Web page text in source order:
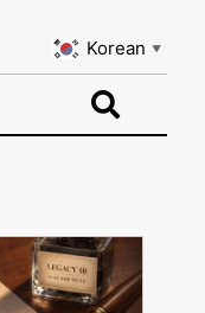
Korean ▼